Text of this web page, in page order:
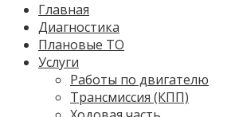
Главная
Диагностика
Плановые ТО
Услуги
Работы по двигателю
Трансмиссия (КПП)